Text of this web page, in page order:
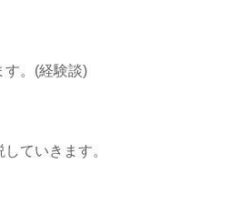
す。(経験談)
ていきます。